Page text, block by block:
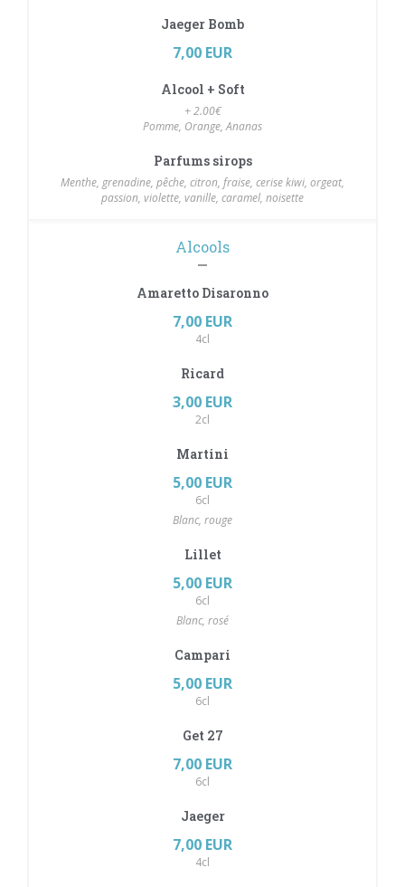
Jaeger Bomb
7,00 EUR
Alcool + Soft
+ 2.00€
Pomme, Orange, Ananas
Parfums sirops
Menthe, grenadine, pêche, citron, fraise, cerise kiwi, orgeat,
passion, violette, vanille, caramel, noisette
Alcools
Amaretto Disaronno
7,00 EUR
4cl
Ricard
3,00 EUR
2cl
Martini
5,00 EUR
6cl
Blanc, rouge
Lillet
5,00 EUR
6cl
Blanc, rosé
Campari
5,00 EUR
6cl
Get 27
7,00 EUR
6cl
Jaeger
7,00 EUR
4cl